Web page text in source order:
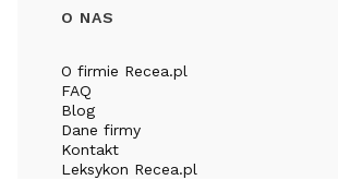
O NAS
O firmie Recea.pl
FAQ
Blog
Dane firmy
Kontakt
Leksykon Recea.pl